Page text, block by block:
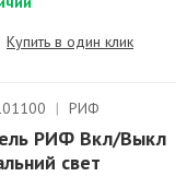
Купить в один клик
| РИФ
РИФ Вкл/Выкл
свет